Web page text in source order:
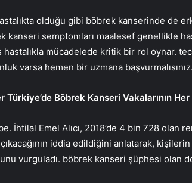
olduğu gibi böbrek kanserinde de
kanseri semptomları maalesef genellikle
hastalıkla mücadelede kritik bir rol oynar.
varsa hemen bir uzmana
Türkiye’de Böbrek Kanseri Vakalarının Her
İhtilal Emel Alıcı, 2018’de 4 bin 728 olan
çıkacağının iddia edildiğini anlatarak,
vurguladı. böbrek kanseri şüphesi olan